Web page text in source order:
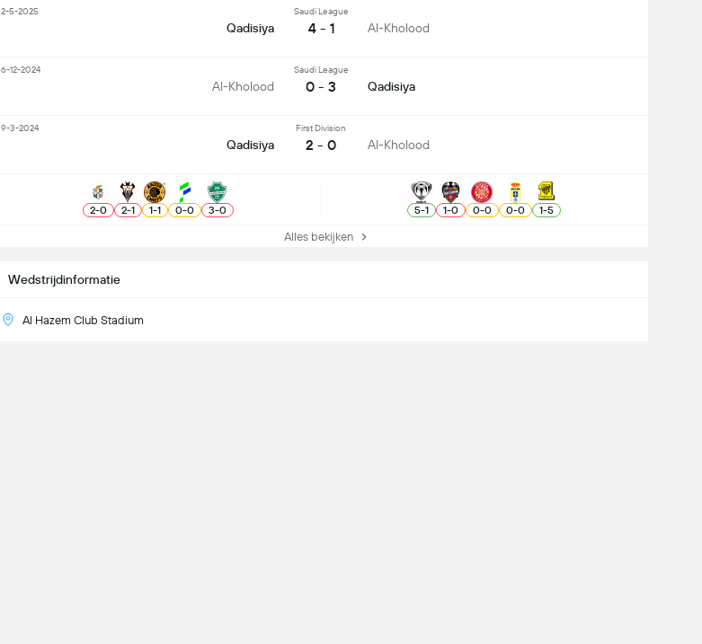
Wedstrijdinformatie
Al Hazem Club Stadium
Qadisiya
Saudi League
4 - 1 Al-Kholood
2-5-2025
Al-Kholood
Saudi League
0 - 3 Qadisiya
6-12-2024
Qadisiya
First Division
2 - 0 Al-Kholood
9-3-2024
2-0 2-1 1-1 0-0 3-0 5-1 1-0 0-0 0-0 1-5
Alles bekijken